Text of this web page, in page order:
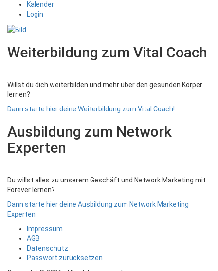
Kalender
Login
Weiterbildung zum Vital Coach
Willst du dich weiterbilden und mehr über den gesunden Körper
lernen?
Dann starte hier deine Weiterbildung zum Vital Coach!
Ausbildung zum Network
Experten
Du willst alles zu unserem Geschäft und Network Marketing mit
Forever lernen?
Dann starte hier deine Ausbildung zum Network Marketing
Experten.
Impressum
AGB
Datenschutz
Passwort zurücksetzen